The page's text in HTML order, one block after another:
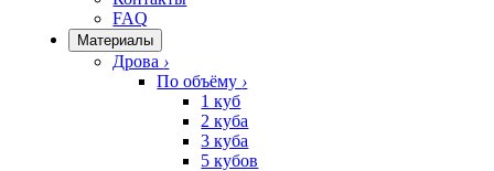
FAQ
Материалы
Дрова ›
По объёму ›
1 куб
2 куба
3 куба
5 кубов